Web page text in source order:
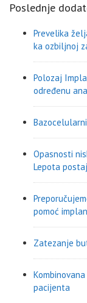
Poslednje
Prevelika
ka ozbiljnoj
Polozaj
određenu
Opasnosti
Lepota
pomoć
Zatezanje
pacijenta